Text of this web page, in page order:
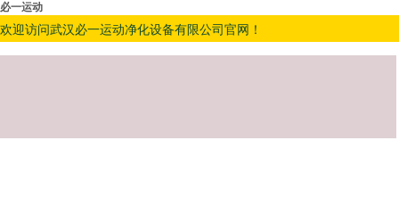
必一运动
欢迎访问武汉必一运动净化设备有限公司官网！